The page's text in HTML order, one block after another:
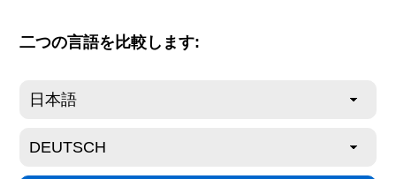
二つの言語を比較します: